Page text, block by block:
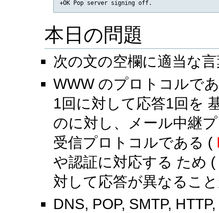
本日の問題
次の文の空欄に適当な
WWW のプロトコルで
1回に対して応答1回を
のに対し、メール中継
受信プロトコルである (
や認証に対応する ため (
対して応答が異なるこ
DNS, POP, SMTP,